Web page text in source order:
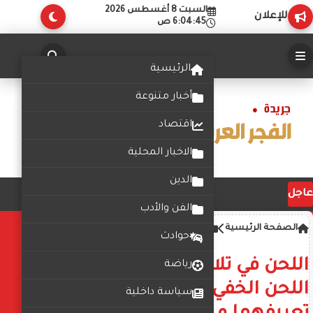
للإعلان
السبت 8 أغسطس 2026
6:04:46 ص
الرئيسية
أخبار متنوعة
اقتصاد
الاخبار المحلية
الدين
الفن والأدب
حوادث
رياضة
سياسة داخلية
عاجل
الصفحة الرئيسية
اللحن في تلاوة القرآن الكريم
اللحن الخفي و اللحن الجلي